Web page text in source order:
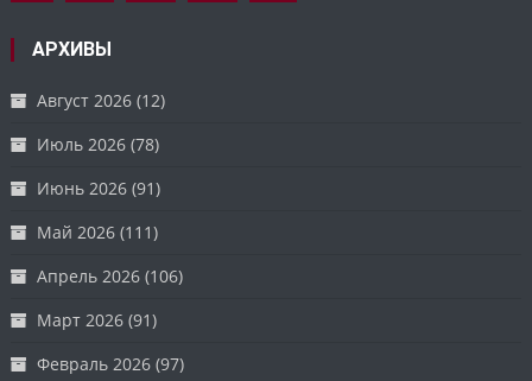
АРХИВЫ
Август 2026 (12)
Июль 2026 (78)
Июнь 2026 (91)
Май 2026 (111)
Апрель 2026 (106)
Март 2026 (91)
Февраль 2026 (97)